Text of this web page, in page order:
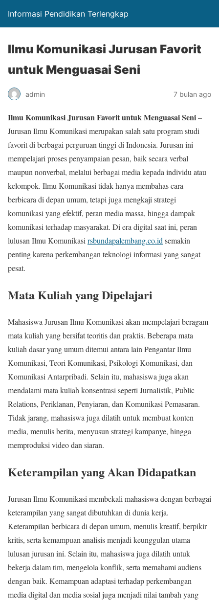
Informasi Pendidikan Terlengkap
Ilmu Komunikasi Jurusan Favorit
untuk Menguasai Seni
admin 7 bulan ago
Ilmu Komunikasi Jurusan Favorit untuk Menguasai Seni–
Jurusan Ilmu Komunikasi merupakan salah satu program studi
favorit di berbagai perguruan tinggi di Indonesia. Jurusan ini
mempelajari proses penyampaian pesan, baik secara verbal
maupun nonverbal, melalui berbagai media kepada individu atau
kelompok. Ilmu Komunikasi tidak hanya membahas cara
berbicara di depan umum, tetapi juga mengkaji strategi
komunikasi yang efektif, peran media massa, hingga dampak
komunikasi terhadap masyarakat. Di era digital saat ini, peran
lulusan Ilmu Komunikasi rsbundapalembang.co.id semakin
penting karena perkembangan teknologi informasi yang sangat
pesat.
Mata Kuliah yang Dipelajari
Mahasiswa Jurusan Ilmu Komunikasi akan mempelajari beragam
mata kuliah yang bersifat teoritis dan praktis. Beberapa mata
kuliah dasar yang umum ditemui antara lain Pengantar Ilmu
Komunikasi, Teori Komunikasi, Psikologi Komunikasi, dan
Komunikasi Antarpribadi. Selain itu, mahasiswa juga akan
mendalami mata kuliah konsentrasi seperti Jurnalistik, Public
Relations, Periklanan, Penyiaran, dan Komunikasi Pemasaran.
Tidak jarang, mahasiswa juga dilatih untuk membuat konten
media, menulis berita, menyusun strategi kampanye, hingga
memproduksi video dan siaran.
Keterampilan yang Akan Didapatkan
Jurusan Ilmu Komunikasi membekali mahasiswa dengan berbagai
keterampilan yang sangat dibutuhkan di dunia kerja.
Keterampilan berbicara di depan umum, menulis kreatif, berpikir
kritis, serta kemampuan analisis menjadi keunggulan utama
lulusan jurusan ini. Selain itu, mahasiswa juga dilatih untuk
bekerja dalam tim, mengelola konflik, serta memahami audiens
dengan baik. Kemampuan adaptasi terhadap perkembangan
media digital dan media sosial juga menjadi nilai tambah yang